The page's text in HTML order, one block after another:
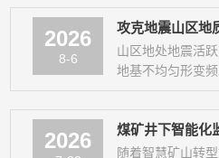
目外观，却掌控
2026
8-6
山区地处地震活
地基不均匀形变
依山铺设，基础
出现支架沉降、
安...
2026 煤矿井下智能化
随着智慧矿山转